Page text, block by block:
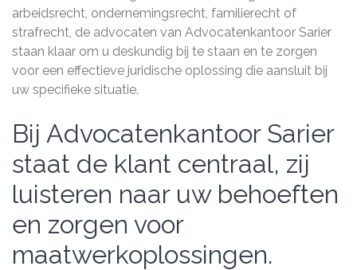
arbeidsrecht, ondernemingsrecht, familierecht of
strafrecht, de advocaten van Advocatenkantoor Sarier
staan klaar om u deskundig bij te staan en te zorgen
voor een effectieve juridische oplossing die aansluit bij
uw specifieke situatie.
Bij Advocatenkantoor Sarier
staat de klant centraal, zij
luisteren naar uw behoeften
en zorgen voor
maatwerkoplossingen.